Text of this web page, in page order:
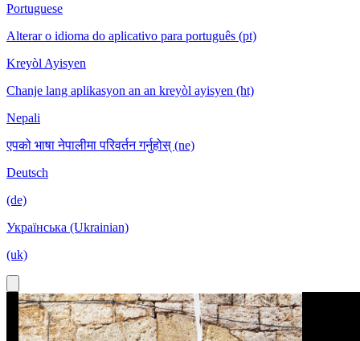
Portuguese
Alterar o idioma do aplicativo para português (pt)
Kreyòl Ayisyen
Chanje lang aplikasyon an an kreyòl ayisyen (ht)
Nepali
एपको भाषा नेपालीमा परिवर्तन गर्नुहोस् (ne)
Deutsch
(de)
Українська (Ukrainian)
(uk)